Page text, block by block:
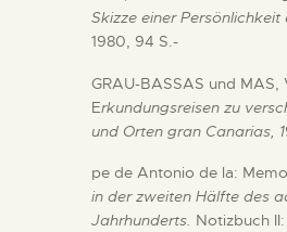
Skizze einer Persönlichkeit
1980, 94 S.-
GRAU-BASSAS und MAS,
Erkundungsreisen zu
und Orten gran Canarias, 1
pe de Antonio de la:
in der zweiten Hälfte des
Jahrhunderts. Notizbuch II: